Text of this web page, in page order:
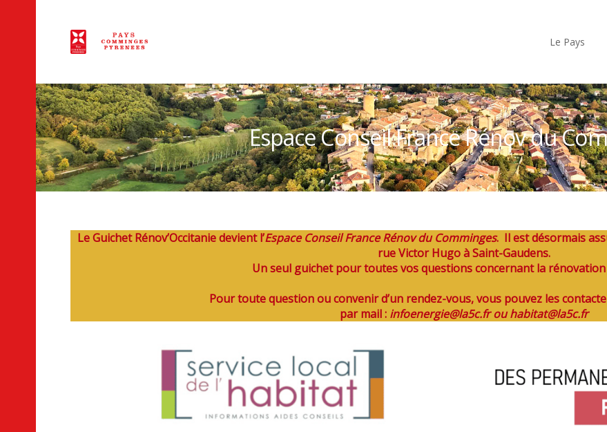
Le Pays
Espace Conseil France Rénov du
Le Guichet Rénov’Occitanie devient l’Espace Conseil France Rénov du Comminges. Il est désormais
rue Victor Hugo à Saint-Gaudens.
Un seul guichet pour toutes vos questions concernant la
Pour toute question ou convenir d’un rendez-vous, vous pouvez les
par mail : infoenergie@la5c.frouhabitat@la5c.fr